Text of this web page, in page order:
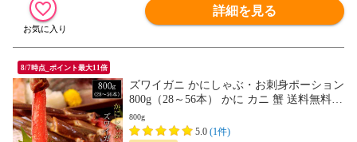
詳細を見る
8/7時点_ポイント最大11倍
ズワイガニ かにしゃぶ・お刺身ポーション
800g（28～56本） かに カニ 蟹 送料無料
（北海道・沖縄を除く）
800g
5.0 (1件)